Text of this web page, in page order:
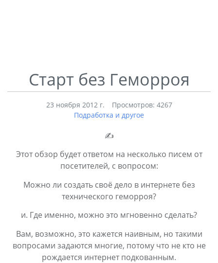
Старт без Геморроя
23 ноября 2012 г.
Просмотров: 4267
Подработка и другое
✍
Этот обзор будет ответом на несколько писем от
посетителей, с вопросом:
Можно ли создать своё дело в интернете без
технического геморроя?
и. Где именно, можно это мгновенно сделать?
Вам, возможно, это кажется наивным, но такими
вопросами задаются многие, потому что не кто не
рождается интернет подкованным.